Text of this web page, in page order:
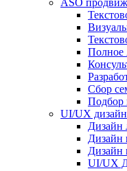
ASO
Полное
Сбор
Подбор
UI/UX дизайн
Дизайн
Дизайн
Дизайн
UI/UX